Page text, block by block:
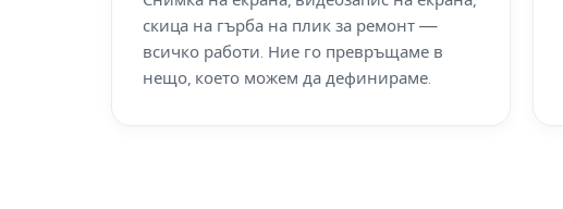
скица на гърба на плик за ремонт —
всичко работи. Ние го превръщаме в
нещо, което можем да дефинираме.